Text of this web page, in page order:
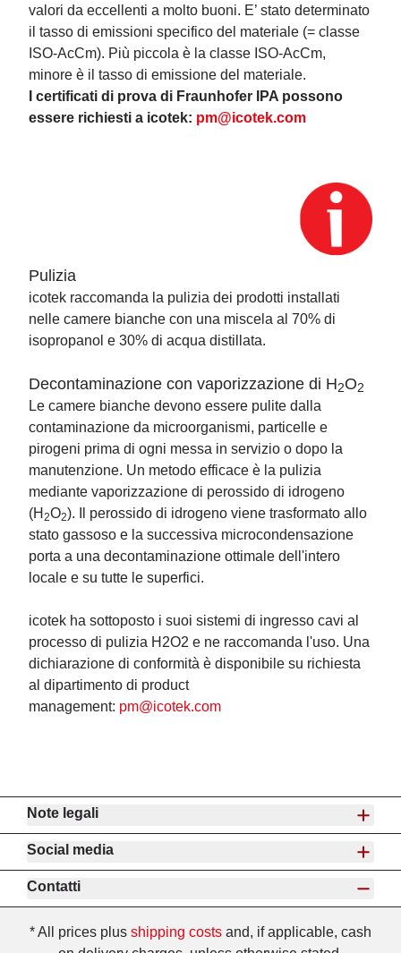
valori da eccellenti a molto buoni. E’ stato determinato
il tasso di emissioni specifico del materiale (= classe
ISO-AcCm). Più piccola è la classe ISO-AcCm,
minore è il tasso di emissione del materiale.
I certificati di prova di Fraunhofer IPA possono
essere richiesti a icotek: pm@icotek.com
Pulizia
icotek raccomanda la pulizia dei prodotti installati
nelle camere bianche con una miscela al 70% di
isopropanol e 30% di acqua distillata.
Decontaminazione con vaporizzazione di H2O2
Le camere bianche devono essere pulite dalla
contaminazione da microorganismi, particelle e
pirogeni prima di ogni messa in servizio o dopo la
manutenzione. Un metodo efficace è la pulizia
mediante vaporizzazione di perossido di idrogeno
(H 2O2). Il perossido di idrogeno viene trasformato allo
stato gassoso e la successiva microcondensazione
porta a una decontaminazione ottimale dell'intero
locale e su tutte le superfici.
icotek ha sottoposto i suoi sistemi di ingresso cavi al
processo di pulizia H2O2 e ne raccomanda l'uso. Una
dichiarazione di conformità è disponibile su richiesta
al dipartimento di product
management: pm@icotek.com
Note legali
Social media
Contatti
* All prices plus shipping costs and, if applicable, cash